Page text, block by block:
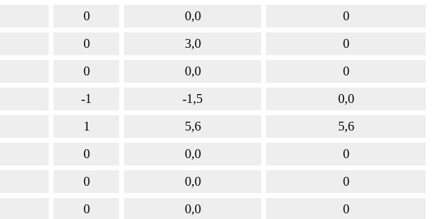
0 0,0
0
0 3,0
0
0 0,0
0
-1 -1,5
0,0
1 5,6
5,6
0 0,0
0
0 0,0
0
0 0,0
0